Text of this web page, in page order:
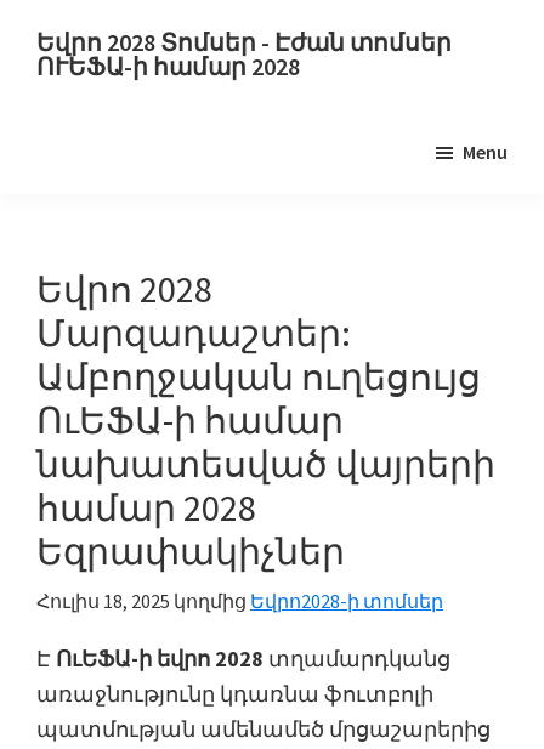
հիմնական
բովանդակությանը
թողնել
Եվրո 2028 Տոմսեր - Էժան տոմսեր
ՈՒԵՖԱ-ի համար 2028
ՈւԵՖԱ-
ի
Եվրոպայի
ֆուտբոլի
առաջնության
տոմսերը,
Ուեմբլի
Լոնդոն,
Մանչեսթեր,
Քանդակ,
պարկ
Menu
Եվրո 2028
Մարզադաշտեր:
Ամբողջական ուղեցույց
ՈւԵՖԱ-ի համար
նախատեսված վայրերի
համար 2028
Եզրափակիչներ
Հուլիս 18, 2025 կողմից Եվրո2028-ի տոմսեր
Է ՈւԵՖԱ-ի եվրո 2028 տղամարդկանց
առաջնությունը կդառնա ֆուտբոլի
պատմության ամենամեծ մրցաշարերից